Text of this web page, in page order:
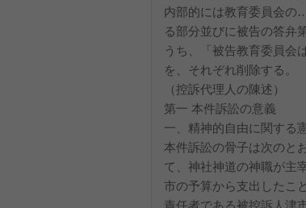
内部的には教育委員会
る部分並びに被告の答弁
うち、「被告教育委員会
を、それぞれ削除する。
（控訴代理人の陳述）
第一 本件訴訟の意義
一、精神的自由に関する
本件訴訟の骨子は次のと
て、神社神道の神職が主
市の予算から支出したこ
責任者である被控訴人津